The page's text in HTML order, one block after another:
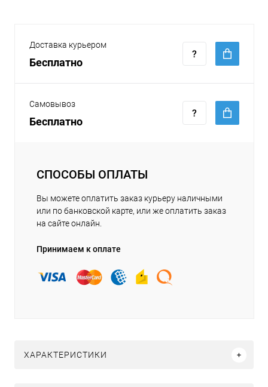
Доставка курьером
Бесплатно
Самовывоз
Бесплатно
СПОСОБЫ ОПЛАТЫ
Вы можете оплатить заказ курьеру наличными
или по банковской карте, или же оплатить заказ
на сайте онлайн.
Принимаем к оплате
ХАРАКТЕРИСТИКИ